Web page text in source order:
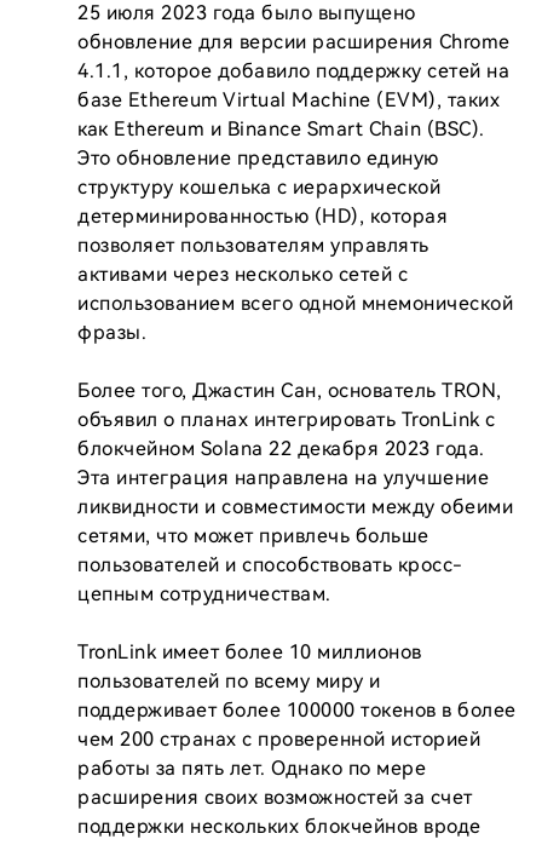
25 июля 2023 года было выпущено
обновление для версии расширения Chrome
4.1.1, которое добавило поддержку сетей на
базе Ethereum Virtual Machine (EVM), таких
как Ethereum и Binance Smart Chain (BSC).
Это обновление представило единую
структуру кошелька с иерархической
детерминированностью (HD), которая
позволяет пользователям управлять
активами через несколько сетей с
использованием всего одной мнемонической
фразы.
Более того, Джастин Сан, основатель TRON,
объявил о планах интегрировать TronLink с
блокчейном Solana 22 декабря 2023 года.
Эта интеграция направлена на улучшение
ликвидности и совместимости между обеими
сетями, что может привлечь больше
пользователей и способствовать кросс-
цепным сотрудничествам.
TronLink имеет более 10 миллионов
пользователей по всему миру и
поддерживает более 100000 токенов в более
чем 200 странах с проверенной историей
работы за пять лет. Однако по мере
расширения своих возможностей за счет
поддержки нескольких блокчейнов вроде